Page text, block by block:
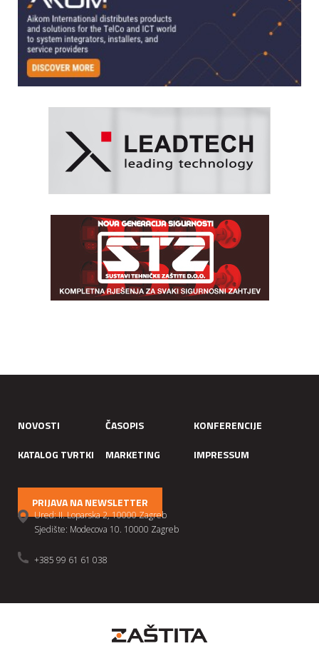
NOVOSTI ČASOPIS
KONFERENCIJE
KATALOG TVRTKI
MARKETING IMPRESSUM
PRIJAVA NA NEWSLETTER
Ured: II. Loparska 2, 10000 Zagreb
Sjedište: Modecova 10. 10000 Zagreb
+385 99 61 61 038